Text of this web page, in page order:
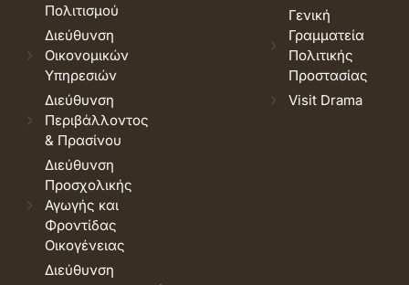
Πολιτισμού
Διεύθυνση
Οικονομικών
Υπηρεσιών
Διεύθυνση
Περιβάλλοντος
& Πρασίνου
Διεύθυνση
Προσχολικής
Αγωγής και
Φροντίδας
Οικογένειας
Διεύθυνση
Γενική
Γραμματεία
Πολιτικής
Προστασίας
Visit Drama